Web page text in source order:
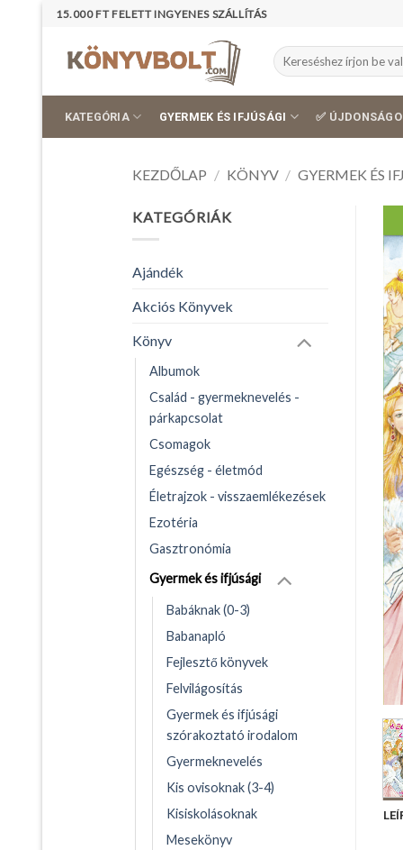
Skip
content
15.000 FT FELETT INGYENES SZÁLLÍTÁS
Keresés
a
KATEGÓRIA GYERMEK ÉS IFJÚSÁGI ✅
KEZDŐLAP / KÖNYV / GYERMEK ÉS
KATEGÓRIÁK
Ajándék
Akciós Könyvek
Könyv
Albumok
Család - gyermeknevelés -
párkapcsolat
Csomagok
Egészség - életmód
Életrajzok - visszaemlékezések
Ezotéria
Gasztronómia
Gyermek és ifjúsági
Babáknak (0-3)
Babanapló
Fejlesztő könyvek
Felvilágosítás
Gyermek és ifjúsági
szórakoztató irodalom
Gyermeknevelés
Kis ovisoknak (3-4)
Kisiskolásoknak
Mesekönyv